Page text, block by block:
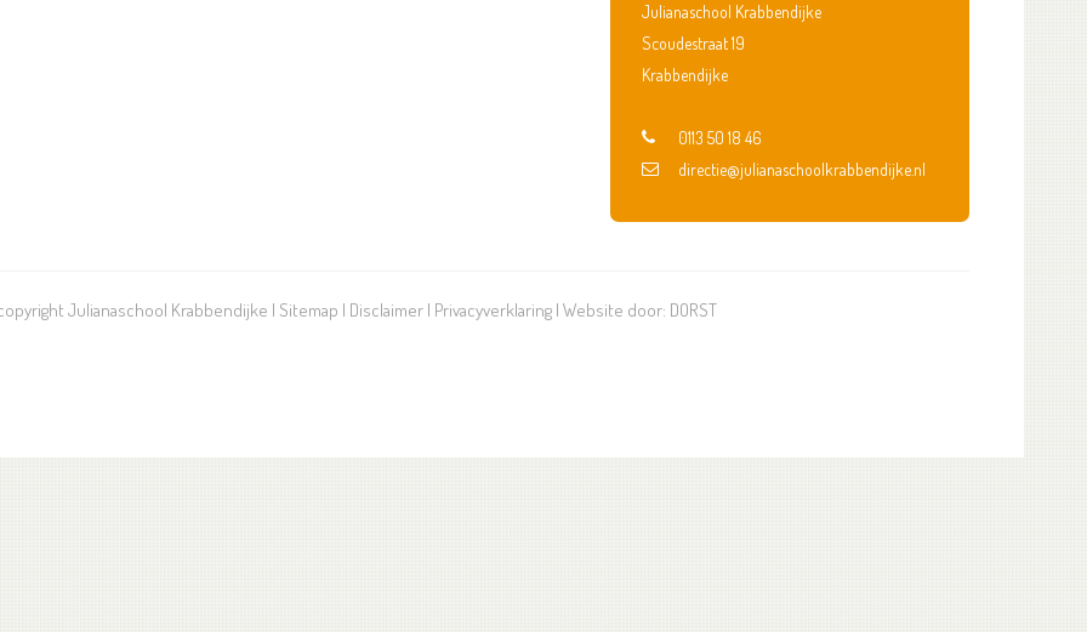
Julianaschool Krabbendijke
Scoudestraat 19
Krabbendijke
0113 50 18 46
directie@julianaschoolkrabbendijke.nl
Julianaschool Krabbendijke | Sitemap | Disclaimer | Privacyverklaring | Website door: DORST